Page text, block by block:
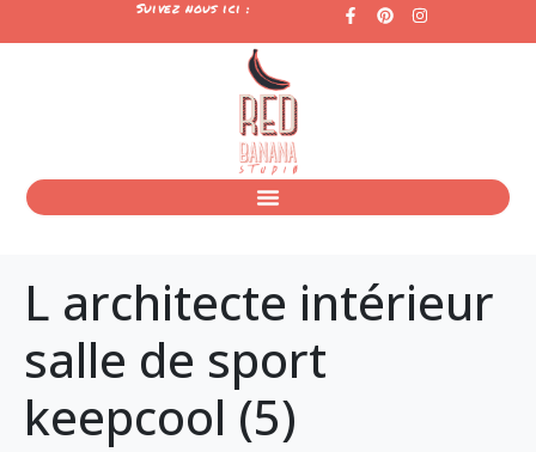
Suivez nous ici :
L architecte intérieur
salle de sport
keepcool (5)